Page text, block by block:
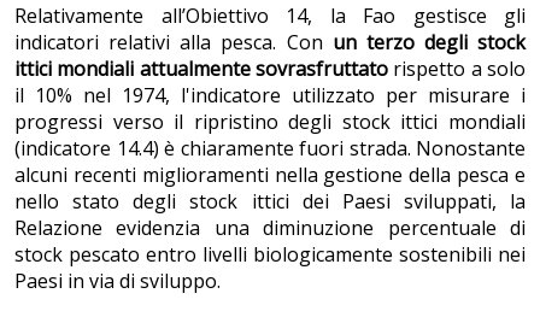
Relativamente all’Obiettivo 14, la Fao gestisce gli
indicatori relativi alla pesca. Con un terzo degli stock
ittici mondiali attualmente sovrasfruttato rispetto a solo
il 10% nel 1974, l'indicatore utilizzato per misurare i
progressi verso il ripristino degli stock ittici mondiali
(indicatore 14.4) è chiaramente fuori strada. Nonostante
alcuni recenti miglioramenti nella gestione della pesca e
nello stato degli stock ittici dei Paesi sviluppati, la
Relazione evidenzia una diminuzione percentuale di
stock pescato entro livelli biologicamente sostenibili nei
Paesi in via di sviluppo.